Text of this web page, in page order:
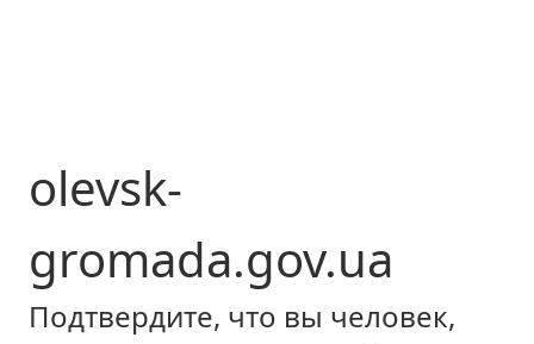
olevsk-
gromada.gov.ua
Подтвердите, что вы человек,